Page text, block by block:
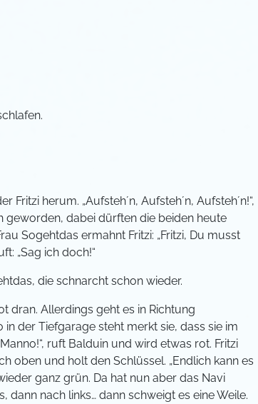
herum. „Aufsteh´n, Aufsteh´n, Aufsteh´n!“,
geworden, dabei dürften die beiden heute
Sogehtdas ermahnt Fritzi: „Fritzi, Du musst
„Sag ich doch!“
die schnarcht schon wieder.
dran. Allerdings geht es in Richtung
der Tiefgarage steht merkt sie, dass sie im
ruft Balduin und wird etwas rot. Fritzi
oben und holt den Schlüssel. „Endlich kann es
ganz grün. Da hat nun aber das Navi
nach links… dann schweigt es eine Weile.